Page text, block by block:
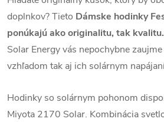
doplnkov? Tieto Dámske hodinky
ponúkajú ako originalitu, tak kvalitu.
Solar Energy vás nepochybne
vzhľadom tak aj ich solárnym
Hodinky so solárnym pohonom
Miyota 2170 Solar. Kombinácia